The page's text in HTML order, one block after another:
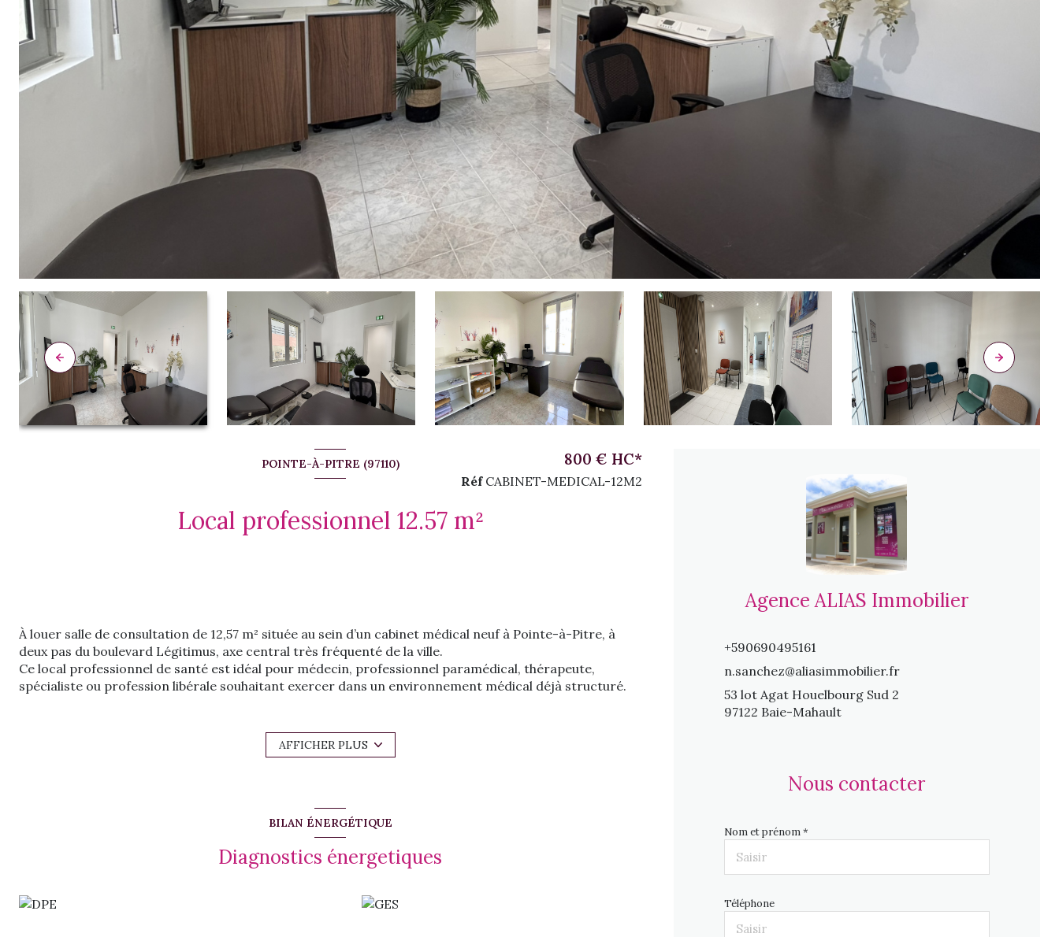
POINTE-À-PITRE (97110)
Local professionnel 12.57 m²
800 € HC*
Réf CABINET-MEDICAL-12M2
À louer salle de consultation de 12,57 m² située au sein d’un cabinet médical neuf à Pointe-à-Pitre, à
deux pas du boulevard Légitimus, axe central très fréquenté de la ville.
Ce local professionnel de santé est idéal pour médecin, professionnel paramédical, thérapeute,
spécialiste ou profession libérale souhaitant exercer dans un environnement médical déjà structuré.
Le cabinet bénéficie d’un emplacement stratégique dans une rue accueillant déjà un laboratoire
d’analyses médicales, avec un poste de police à proximité et des possibilités de stationnement dans les
deux blocs sanitaires (patients et personnel)
un environnement médical adapté à l’accueil des patients
Charges incluses : eau, électricité (EDF) et internet
Taxe foncière : en sus
AFFICHER PLUS
BILAN ÉNERGÉTIQUE
Diagnostics énergetiques
Agence ALIAS Immobilier
+590690495161
n.sanchez@aliasimmobilier.fr
53 lot Agat Houelbourg Sud 2
97122 Baie-Mahault
Nous contacter
Nom et prénom *
Téléphone